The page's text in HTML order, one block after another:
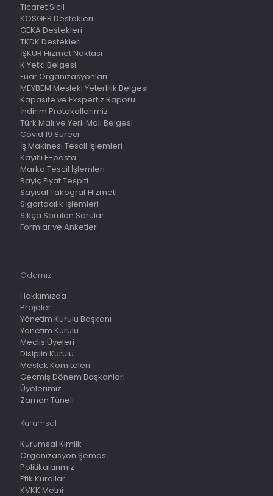
Ticaret Sicil
KOSGEB Destekleri
GEKA Destekleri
TKDK Destekleri
İŞKUR Hizmet Noktası
K Yetki Belgesi
Fuar Organizasyonları
MEYBEM Mesleki Yeterlilik Belgesi
Kapasite ve Ekspertiz Raporu
İndirim Protokollerimiz
Türk Malı ve Yerli Malı Belgesi
Covid 19 Süreci
İş Makinesi Tescil İşlemleri
Kayıtlı E-posta
Marka Tescil İşlemleri
Rayiç Fiyat Tespiti
Sayısal Takograf Hizmeti
Sigortacılık İşlemleri
Sıkça Sorulan Sorular
Formlar ve Anketler
Odamız
Hakkımızda
Projeler
Yönetim Kurulu Başkanı
Yönetim Kurulu
Meclis Üyeleri
Disiplin Kurulu
Meslek Komiteleri
Geçmiş Dönem Başkanları
Üyelerimiz
Zaman Tüneli
Kurumsal
Kurumsal Kimlik
Organizasyon Şeması
Politikalarımız
Etik Kurallar
KVKK Metni